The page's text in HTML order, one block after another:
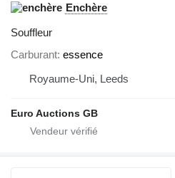
Enchère
Souffleur
Carburant essence
Royaume-Uni, Leeds
Euro Auctions GB